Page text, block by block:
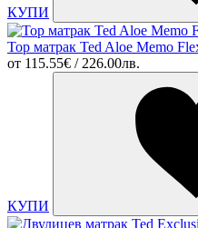
КУПИ
Top матрак Ted Aloe Memo
от 115.55€ / 226.00лв.
КУПИ